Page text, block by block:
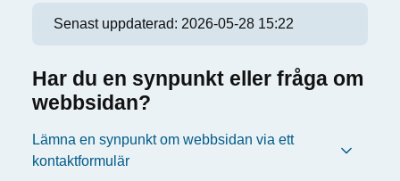
Senast uppdaterad: 2026-05-28 15:22
Har du en synpunkt eller fråga om
webbsidan?
Lämna en synpunkt om webbsidan via ett
kontaktformulär